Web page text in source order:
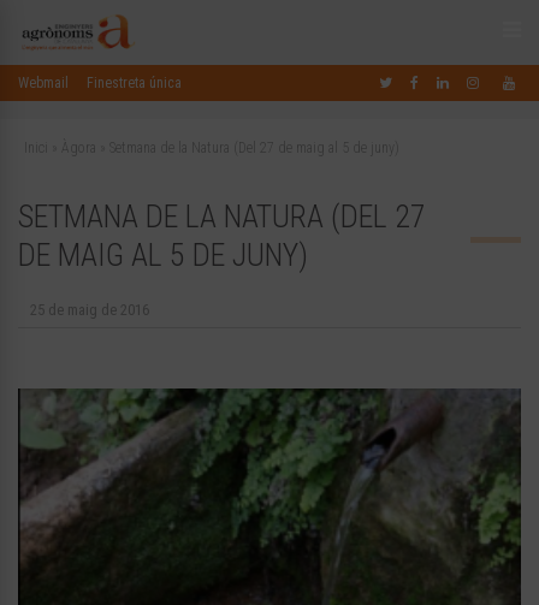
Webmail Finestreta única
Inici Àgora Setmana de la Natura (Del 27 de maig al 5 de juny)
SETMANA DE LA NATURA (DEL 27
DE MAIG AL 5 DE JUNY)
25 de maig de 2016